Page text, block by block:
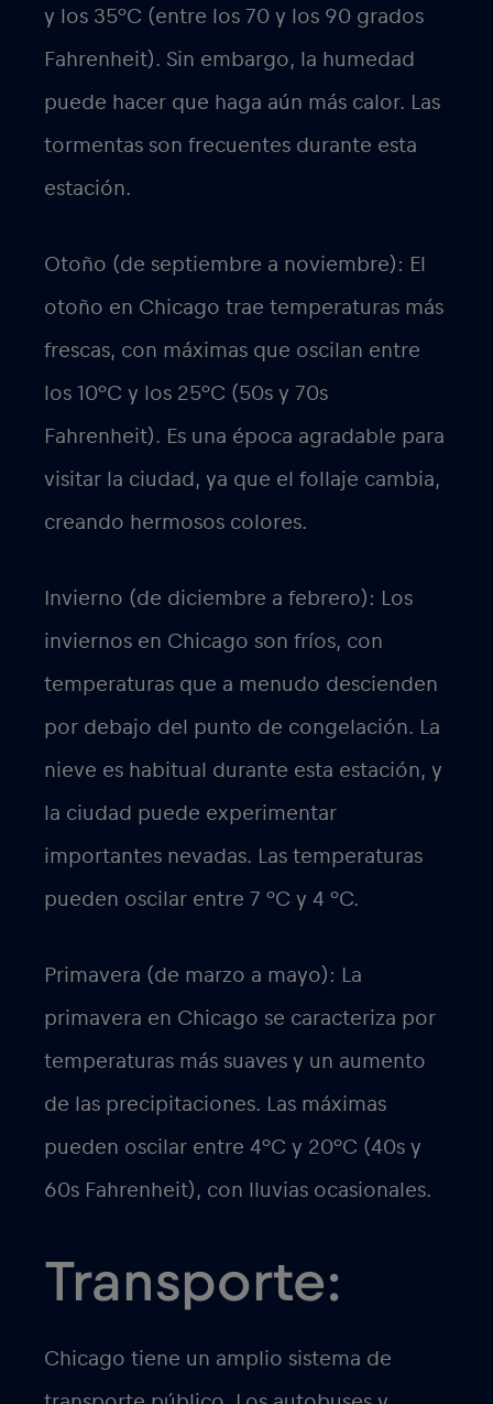
y los 35°C (entre los 70 y los 90 grados
Fahrenheit). Sin embargo, la humedad
puede hacer que haga aún más calor. Las
tormentas son frecuentes durante esta
estación.
Otoño (de septiembre a noviembre): El
otoño en Chicago trae temperaturas más
frescas, con máximas que oscilan entre
los 10°C y los 25°C (50s y 70s
Fahrenheit). Es una época agradable para
visitar la ciudad, ya que el follaje cambia,
creando hermosos colores.
Invierno (de diciembre a febrero): Los
inviernos en Chicago son fríos, con
temperaturas que a menudo descienden
por debajo del punto de congelación. La
nieve es habitual durante esta estación, y
la ciudad puede experimentar
importantes nevadas. Las temperaturas
pueden oscilar entre 7 °C y 4 °C.
Primavera (de marzo a mayo): La
primavera en Chicago se caracteriza por
temperaturas más suaves y un aumento
de las precipitaciones. Las máximas
pueden oscilar entre 4°C y 20°C (40s y
60s Fahrenheit), con lluvias ocasionales.
Transporte:
Chicago tiene un amplio sistema de